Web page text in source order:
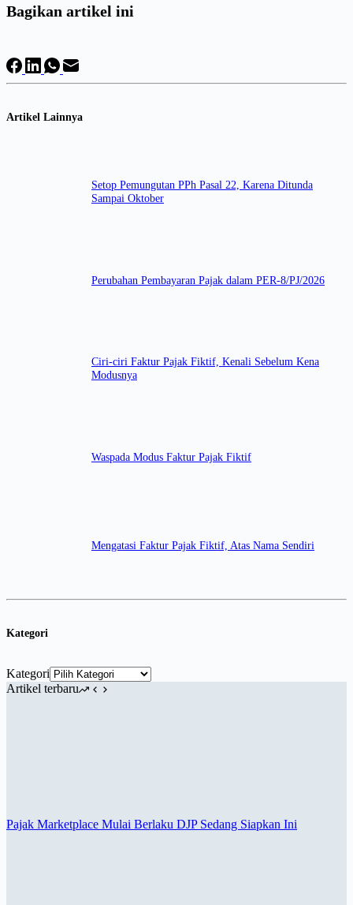
Bagikan artikel ini
Artikel Lainnya
Setop Pemungutan PPh Pasal 22, Karena Ditunda
Sampai Oktober
Perubahan Pembayaran Pajak dalam PER-8/PJ/2026
Ciri-ciri Faktur Pajak Fiktif, Kenali Sebelum Kena
Modusnya
Waspada Modus Faktur Pajak Fiktif
Mengatasi Faktur Pajak Fiktif, Atas Nama Sendiri
Kategori
Kategori
Artikel terbaru
Pajak Marketplace Mulai Berlaku DJP Sedang Siapkan Ini